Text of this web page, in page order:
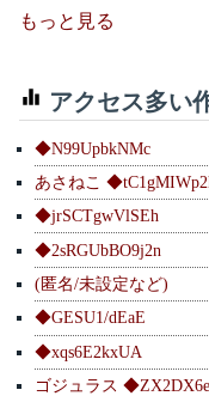
もっと見る
アクセス多い
◆N99UpbkNMc
あさねこ
◆jrSCTgwVlSEh
◆2sRGUbBO9j2n
(匿名/未設定など)
◆GESU1/dEaE
◆xqs6E2kxUA
ゴジュラス